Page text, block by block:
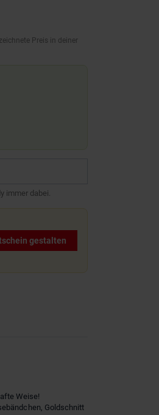
Preis in deiner
immer dabei.
gestalten
Weise!
Goldschnitt